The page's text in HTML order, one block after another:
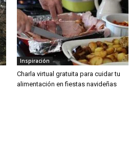
Inspiración
Charla virtual gratuita para cuidar tu
alimentación en fiestas navideñas